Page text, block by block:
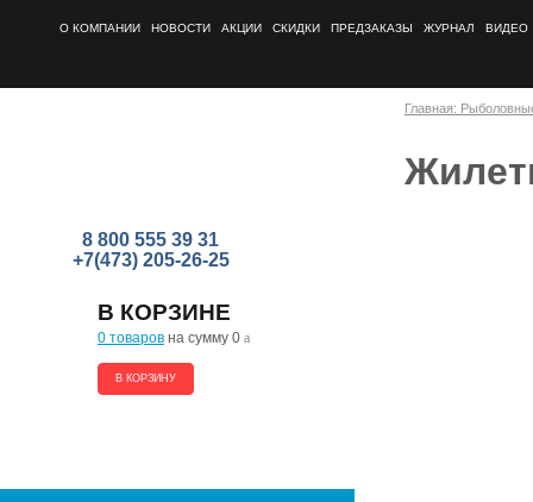
О КОМПАНИИ НОВОСТИ АКЦИИ СКИДКИ ПРЕДЗАКАЗЫ ЖУРНАЛ ВИДЕО
8 800 555 39 31
+7(473) 205-26-25
В КОРЗИНЕ
0 товаров на сумму 0 a
В КОРЗИНУ
Главная: